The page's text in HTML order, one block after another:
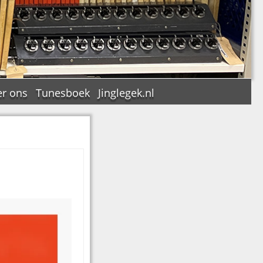
ons Tunesboek Jinglegek.nl